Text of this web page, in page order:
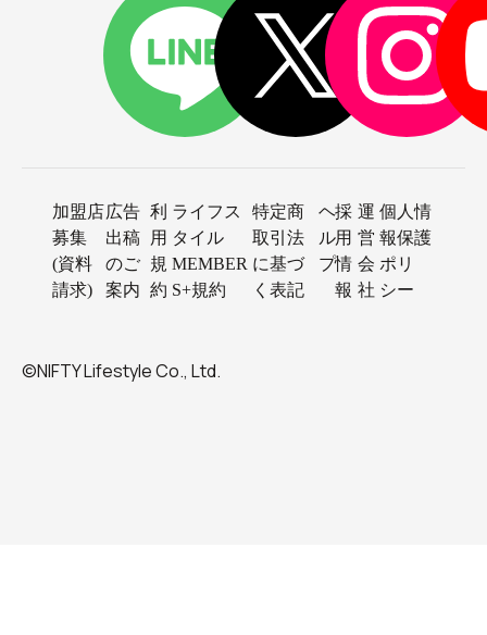
加盟店
募集
(資料
請求)
広告
出稿
のご
案内
利
用
規
約
ライフス
タイル
MEMBER
S+規約
特定商
取引法
に基づ
く表記
ヘ
ル
プ
採
用
情
報
運
営
会
社
個人情
報保護
ポリ
シー
©NIFTY Lifestyle Co., Ltd.